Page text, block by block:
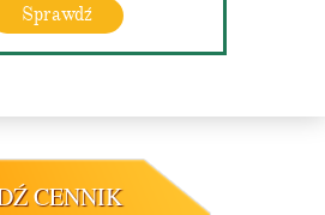
Sprawdź
CENNIK